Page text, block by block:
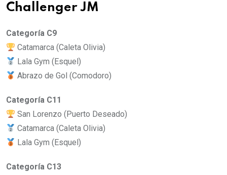
Challenger JM
Categoría C9
Catamarca (Caleta Olivia)
Lala Gym (Esquel)
Abrazo de Gol (Comodoro)
Categoría C11
San Lorenzo (Puerto Deseado)
Catamarca (Caleta Olivia)
Lala Gym (Esquel)
Categoría C13